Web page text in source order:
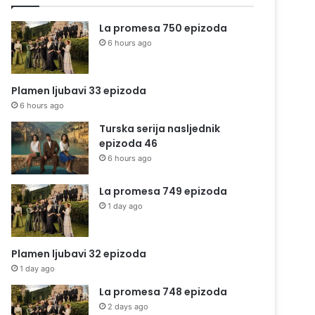
La promesa 750 epizoda
6 hours ago
Plamen ljubavi 33 epizoda
6 hours ago
Turska serija nasljednik
epizoda 46
6 hours ago
La promesa 749 epizoda
1 day ago
Plamen ljubavi 32 epizoda
1 day ago
La promesa 748 epizoda
2 days ago